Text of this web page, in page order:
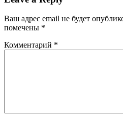
Ваш адрес email не будет
помечены *
Комментарий *